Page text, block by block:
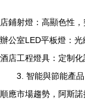
店鋪射燈：高顯色性，
辦公室LED平板燈：光
酒店工程燈具：定制化
3. 智能與節能產品
順應市場趨勢，阿斯諾